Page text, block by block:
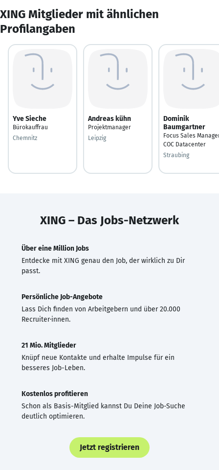
XING Mitglieder mit ähnlichen
Profilangaben
Yve Sieche
Bürokauffrau
Chemnitz
Andreas kühn
Projektmanager
Leipzig
Dominik
Baumgartner
Focus Sales
COC Datacenter
Straubing
XING – Das Jobs-Netzwerk
Über eine Million Jobs
Entdecke mit XING genau den Job, der wirklich zu Dir
passt.
Persönliche Job-Angebote
Lass Dich finden von Arbeitgebern und über 20.000
Recruiter·innen.
21 Mio. Mitglieder
Knüpf neue Kontakte und erhalte Impulse für ein
besseres Job-Leben.
Kostenlos profitieren
Schon als Basis-Mitglied kannst Du Deine Job-Suche
deutlich optimieren.
Jetzt registrieren